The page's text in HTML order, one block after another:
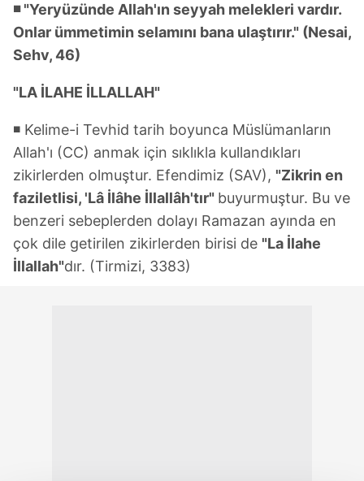
◾ "Yeryüzünde Allah'ın seyyah melekleri vardır.
Onlar ümmetimin selamını bana ulaştırır." (Nesai,
Sehv, 46)
"LA İLAHE İLLALLAH"
◾ Kelime-i Tevhid tarih boyunca Müslümanların
Allah'ı (CC) anmak için sıklıkla kullandıkları
zikirlerden olmuştur. Efendimiz (SAV), "Zikrin en
faziletlisi, 'Lâ İlâhe İllallâh'tır" buyurmuştur. Bu ve
benzeri sebeplerden dolayı Ramazan ayında en
çok dile getirilen zikirlerden birisi de "La İlahe
İllallah"dır. (Tirmizi, 3383)